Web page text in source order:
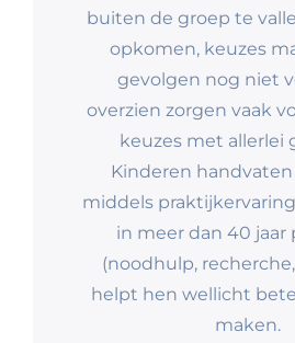
buiten de groep te
opkomen, keuzes
gevolgen nog niet
overzien zorgen vaak
keuzes met allerlei
Kinderen
middels
in meer dan 40 jaar
(noodhulp,
helpt hen wellicht
maken.